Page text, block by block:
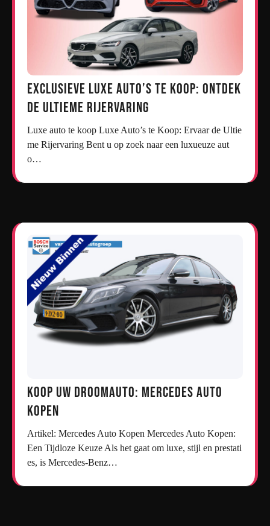
Exclusieve Luxe Auto’s te Koop: Ontdek
de Ultieme Rijervaring
Luxe auto te koop Luxe Auto’s te Koop: Ervaar de Ultie
me Rijervaring Bent u op zoek naar een luxueuze aut
o…
Koop uw droomauto: Mercedes auto
kopen
Artikel: Mercedes Auto Kopen Mercedes Auto Kopen:
Een Tijdloze Keuze Als het gaat om luxe, stijl en prestati
es, is Mercedes-Benz…